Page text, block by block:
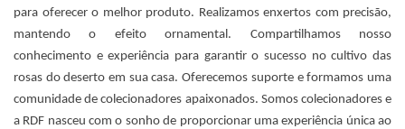
para oferecer o melhor produto. Realizamos enxertos com precisão,
mantendo o efeito ornamental. Compartilhamos nosso
conhecimento e experiência para garantir o sucesso no cultivo das
rosas do deserto em sua casa. Oferecemos suporte e formamos uma
comunidade de colecionadores apaixonados. Somos colecionadores e
a RDF nasceu com o sonho de proporcionar uma experiência única ao